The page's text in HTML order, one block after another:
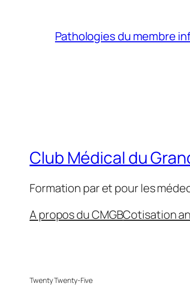
Pathologies du membre
Club Médical du
Formation par et pour les
A propos du CMGBCotisation
Twenty Twenty-Five